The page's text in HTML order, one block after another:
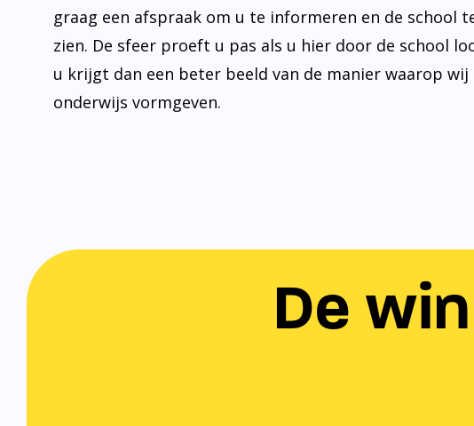
graag een afspraak om u te informeren en de school
zien. De sfeer proeft u pas als u hier door de school
u krijgt dan een beter beeld van de manier waarop wij
onderwijs vormgeven.
De